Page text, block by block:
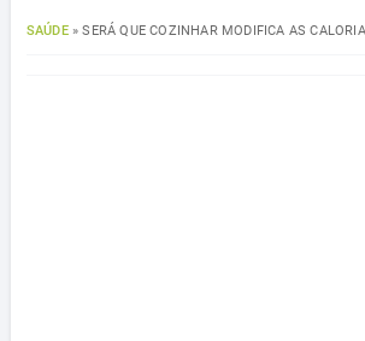
SAÚDE»SERÁ QUE COZINHAR MODIFICA AS